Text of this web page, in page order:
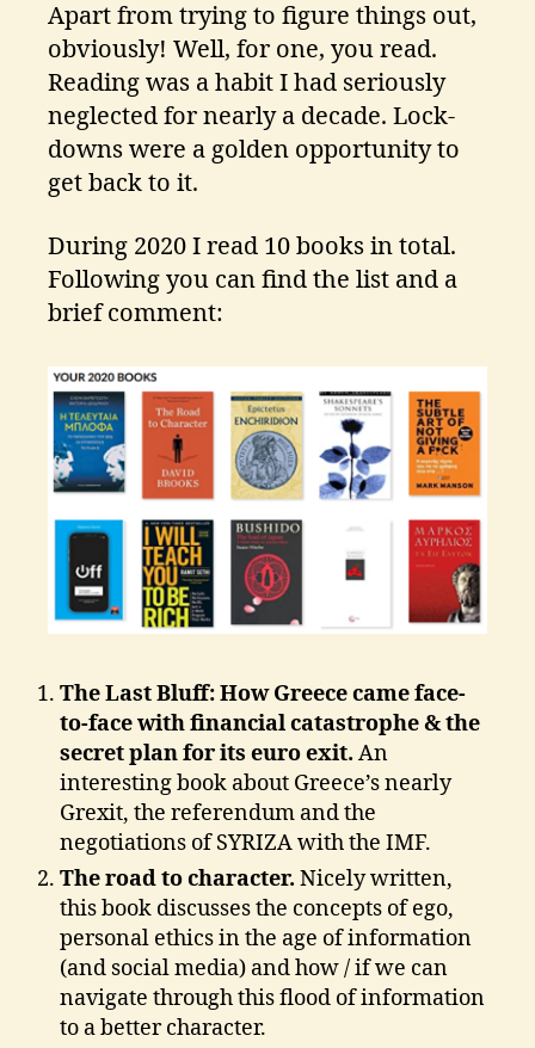
Apart from trying to figure things out,
obviously! Well, for one, you read.
Reading was a habit I had seriously
neglected for nearly a decade. Lock-
downs were a golden opportunity to
get back to it.
During 2020 I read 10 books in total.
Following you can find the list and a
brief comment:
The Last Bluff: How Greece came face-
to-face with financial catastrophe & the
secret plan for its euro exit. An
interesting book about Greece’s nearly
Grexit, the referendum and the
negotiations of SYRIZA with the IMF.
The road to character. Nicely written,
this book discusses the concepts of ego,
personal ethics in the age of information
(and social media) and how / if we can
navigate through this flood of information
to a better character.